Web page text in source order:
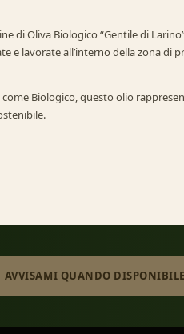
di Oliva Biologico “Gentile di
e lavorate all’interno della zona di
Biologico, questo olio
AVVISAMI QUANDO DISPONIBILE